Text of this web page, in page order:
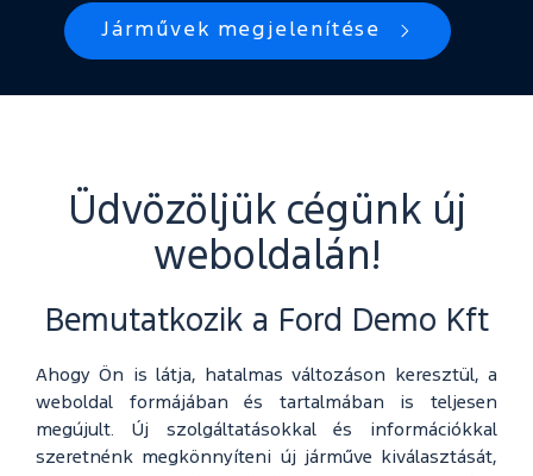
Járművek megjelenítése
Üdvözöljük cégünk új
weboldalán!
Bemutatkozik a Ford Demo Kft
Ahogy Ön is látja, hatalmas változáson keresztül, a
weboldal formájában és tartalmában is teljesen
megújult. Új szolgáltatásokkal és információkkal
szeretnénk megkönnyíteni új járműve kiválasztását,